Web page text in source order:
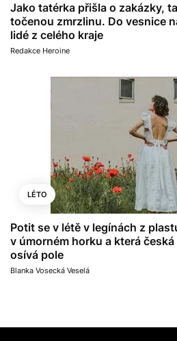
Jako tatérka přišla o zakázky,
točenou zmrzlinu. Do vesnice
lidé z celého kraje
Redakce Heroine
LÉTO
Potit se v létě v legínách z
v úmorném horku a která
osívá pole
Blanka Vosecká Veselá